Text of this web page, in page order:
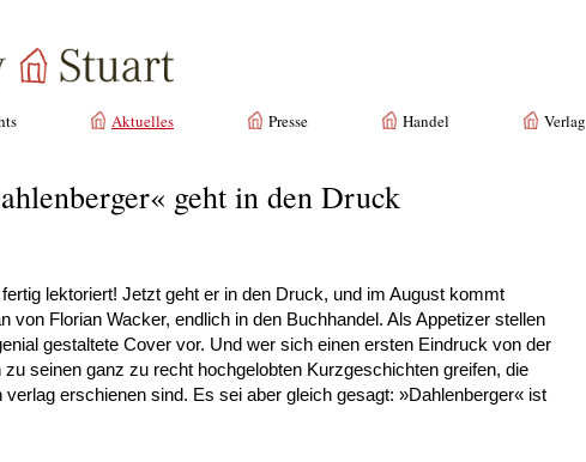
Aktuelles Presse Handel Verlag
geht in den Druck
lektoriert! Jetzt geht er in den Druck, und im August kommt
von Florian Wacker, endlich in den Buchhandel. Als Appetizer stellen
gestaltete Cover vor. Und wer sich einen ersten Eindruck von der
seinen ganz zu recht hochgelobten Kurzgeschichten greifen, die
erschienen sind. Es sei aber gleich gesagt: »Dahlenberger« ist